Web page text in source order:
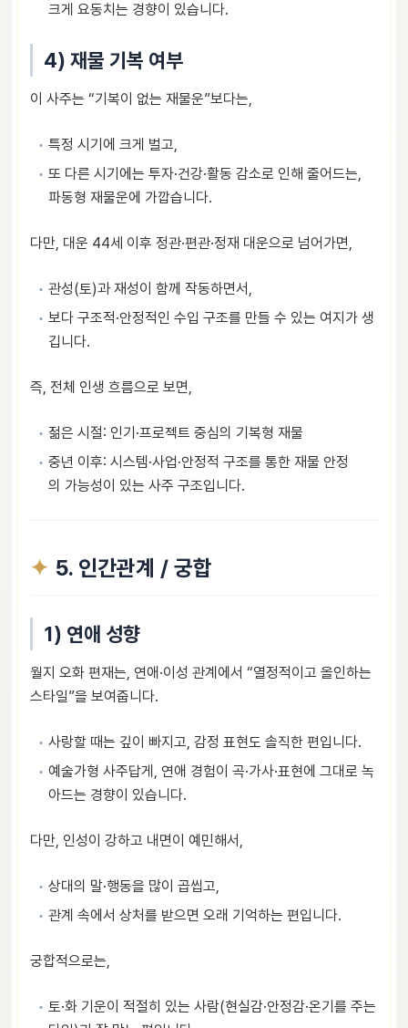
크게 요동치는 경향이 있습니다.
4) 재물 기복 여부
이 사주는 “기복이 없는 재물운”보다는,
특정 시기에 크게 벌고,
또 다른 시기에는 투자·건강·활동 감소로 인해 줄어드는,
파동형 재물운에 가깝습니다.
다만, 대운 44세 이후 정관·편관·정재 대운으로 넘어가면,
관성(토)과 재성이 함께 작동하면서,
보다 구조적·안정적인 수입 구조를 만들 수 있는 여지가 생
깁니다.
즉, 전체 인생 흐름으로 보면,
젊은 시절: 인기·프로젝트 중심의 기복형 재물
중년 이후: 시스템·사업·안정적 구조를 통한 재물 안정
의 가능성이 있는 사주 구조입니다.
5. 인간관계 / 궁합
1) 연애 성향
월지 오화 편재는, 연애·이성 관계에서 “열정적이고 올인하는
스타일”을 보여줍니다.
사랑할 때는 깊이 빠지고, 감정 표현도 솔직한 편입니다.
예술가형 사주답게, 연애 경험이 곡·가사·표현에 그대로 녹
아드는 경향이 있습니다.
다만, 인성이 강하고 내면이 예민해서,
상대의 말·행동을 많이 곱씹고,
관계 속에서 상처를 받으면 오래 기억하는 편입니다.
궁합적으로는,
토·화 기운이 적절히 있는 사람(현실감·안정감·온기를 주는